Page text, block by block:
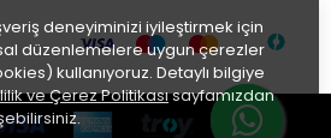
deneyiminizi iyileştirmek için
düzenlemelere uygun çerezler
kullanıyoruz. Detaylı bilgiye
ve Çerez Politikasısayfamızdan